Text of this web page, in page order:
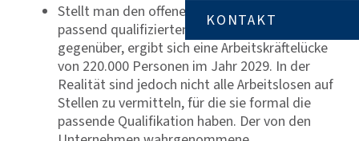
KONTAKT
Stellt man den offenen Stellen die formal
passend qualifizierten Arbeitslosen in Bayern
gegenüber, ergibt sich eine Arbeitskräftelücke
von 220.000 Personen im Jahr 2029. In der
Realität sind jedoch nicht alle Arbeitslosen auf
Stellen zu vermitteln, für die sie formal die
passende Qualifikation haben. Der von den